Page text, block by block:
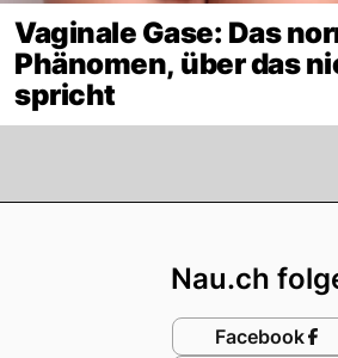
Vaginale Gase: Das
Phänomen, über das
spricht
Nau.ch
Facebook